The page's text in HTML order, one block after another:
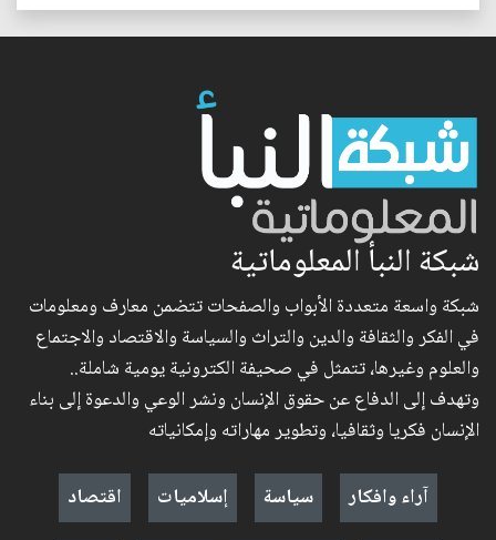
شبكة النبأ المعلوماتية
شبكة واسعة متعددة الأبواب والصفحات تتضمن معارف ومعلومات
في الفكر والثقافة والدين والتراث والسياسة والاقتصاد والاجتماع
والعلوم وغيرها، تتمثل في صحيفة الكترونية يومية شاملة..
وتهدف إلى الدفاع عن حقوق الإنسان ونشر الوعي والدعوة إلى بناء
الإنسان فكريا وثقافيا، وتطوير مهاراته وإمكانياته
آراء وافكار
سياسة إسلاميات
اقتصاد